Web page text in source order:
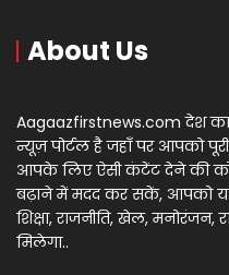
About Us
Aagaazfirstnews.com देश
न्यूज़ पोर्टल है जहाँ पर आपको
आपके लिए ऐसी कंटेंट देने की
बढ़ाने में मदद कर सकें, आपको
शिक्षा, राजनीति, खेल, मनोरंजन,
मिलेगा..